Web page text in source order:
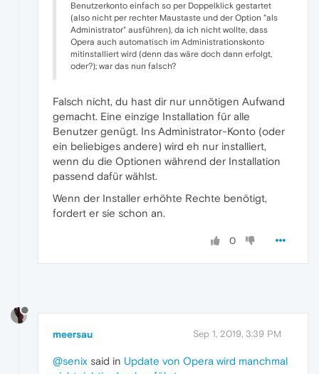
Benutzerkonto einfach so per Doppelklick gestartet
(also nicht per rechter Maustaste und der Option "als
Administrator" ausführen), da ich nicht wollte, dass
Opera auch automatisch im Administrationskonto
mitinstalliert wird (denn das wäre doch dann erfolgt,
oder?); war das nun falsch?
Falsch nicht, du hast dir nur unnötigen Aufwand
gemacht. Eine einzige Installation für alle
Benutzer genügt. Ins Administrator-Konto (oder
ein beliebiges andere) wird eh nur installiert,
wenn du die Optionen während der Installation
passend dafür wählst.
Wenn der Installer erhöhte Rechte benötigt,
fordert er sie schon an.
0
meersau Sep 1, 2019, 3:39 PM
@senix said in Update von Opera wird manchmal